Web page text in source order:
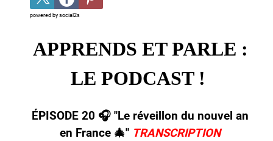
powered by social2s
APPRENDS ET PARLE :
LE PODCAST !
ÉPISODE 20 🎧​ "Le réveillon du nouvel an
en France 🎄" TRANSCRIPTION